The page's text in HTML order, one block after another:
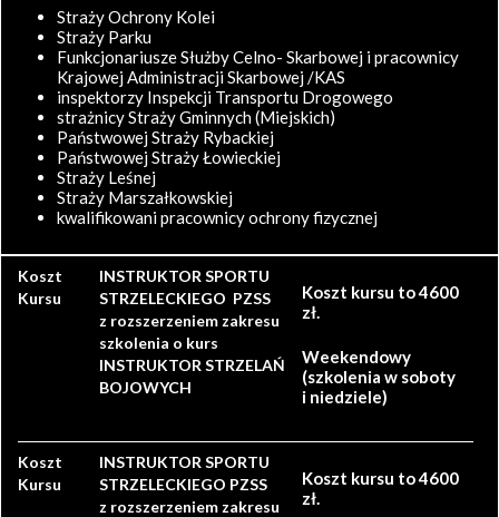
Straży Ochrony Kolei
Straży Parku
Funkcjonariusze Służby Celno- Skarbowej i pracownicy
Krajowej Administracji Skarbowej /KAS
inspektorzy Inspekcji Transportu Drogowego
strażnicy Straży Gminnych (Miejskich)
Państwowej Straży Rybackiej
Państwowej Straży Łowieckiej
Straży Leśnej
Straży Marszałkowskiej
kwalifikowani pracownicy ochrony fizycznej
Koszt
Kursu
INSTRUKTOR SPORTU
STRZELECKIEGO PZSS
z rozszerzeniem zakresu
szkolenia o kurs
INSTRUKTOR STRZELAŃ
BOJOWYCH
Koszt kursu to 4600
zł.
Weekendowy
(szkolenia w soboty
i niedziele)
Koszt
Kursu
INSTRUKTOR SPORTU
STRZELECKIEGO PZSS
z rozszerzeniem zakresu
Koszt kursu to 4600
zł.